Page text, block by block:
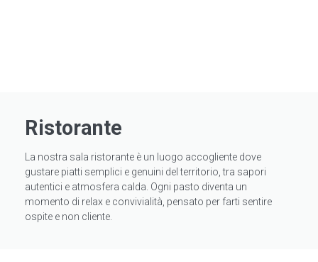
Ristorante
La nostra sala ristorante è un luogo accogliente dove
gustare piatti semplici e genuini del territorio, tra sapori
autentici e atmosfera calda. Ogni pasto diventa un
momento di relax e convivialità, pensato per farti sentire
ospite e non cliente.